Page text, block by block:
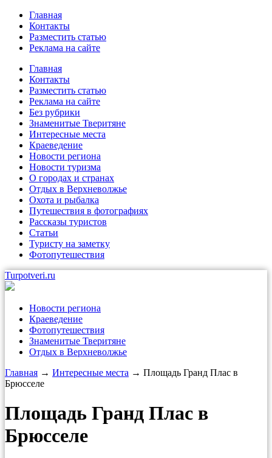
Главная
Контакты
Разместить статью
Реклама на сайте
Главная
Контакты
Разместить статью
Реклама на сайте
Без рубрики
Знаменитые Тверитяне
Интересные места
Краеведение
Новости региона
Новости туризма
О городах и странах
Отдых в Верхневолжье
Охота и рыбалка
Путешествия в фотографиях
Рассказы туристов
Статьи
Туристу на заметку
Фотопутешествия
Turpotveri.ru
Новости региона
Краеведение
Фотопутешествия
Знаменитые Тверитяне
Отдых в Верхневолжье
Главная → Интересные места → Площадь Гранд Плас в
Брюсселе
Площадь Гранд Плас в
Брюсселе